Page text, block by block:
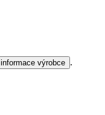
informace výrobce .